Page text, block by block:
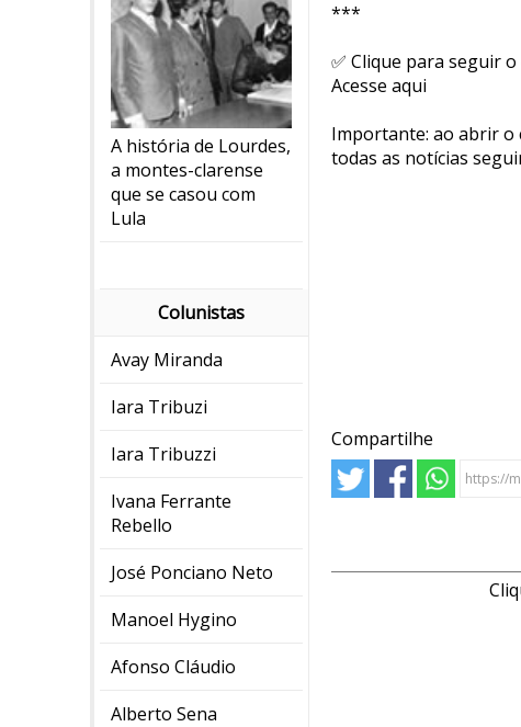
A história de Lourdes,
a montes-clarense
que se casou com
Lula
Colunistas
Avay Miranda
Iara Tribuzi
Iara Tribuzzi
Ivana Ferrante
Rebello
José Ponciano Neto
Manoel Hygino
Afonso Cláudio
Alberto Sena
***
✅ Clique para seguir o
Acesse aqui
Importante: ao abrir o
todas as notícias
Compartilhe